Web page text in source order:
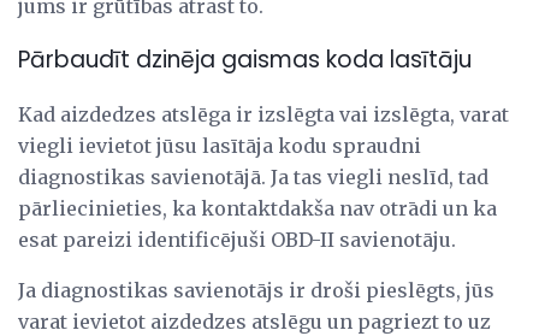
jums ir grūtības atrast to.
Pārbaudīt dzinēja gaismas koda lasītāju
Kad aizdedzes atslēga ir izslēgta vai izslēgta, varat
viegli ievietot jūsu lasītāja kodu spraudni
diagnostikas savienotājā. Ja tas viegli neslīd, tad
pārliecinieties, ka kontaktdakša nav otrādi un ka
esat pareizi identificējuši OBD-II savienotāju.
Ja diagnostikas savienotājs ir droši pieslēgts, jūs
varat ievietot aizdedzes atslēgu un pagriezt to uz